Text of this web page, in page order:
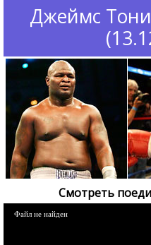
Джеймс
Смотреть
Файл не найден